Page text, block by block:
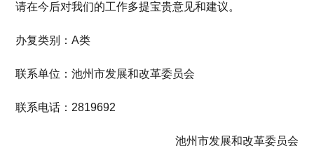
请在今后对我们的工作多提宝贵意见和建议。
办复类别：A类
联系单位：池州市发展和改革委员会
联系电话：2819692
池州市发展和改革委员会